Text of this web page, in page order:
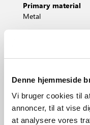
Denne hjemmeside
Vi bruger cookies til
annoncer, til at vise
at analysere vores
Primary material
Metal